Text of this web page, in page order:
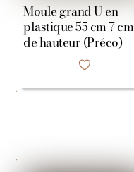
Moule grand U en
plastique 55 cm 7 cm
de hauteur (Préco)